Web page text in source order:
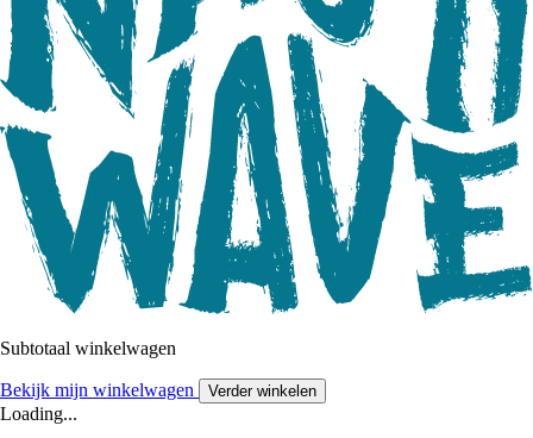
Subtotaal winkelwagen
Bekijk mijn winkelwagen Verder winkelen
Loading...